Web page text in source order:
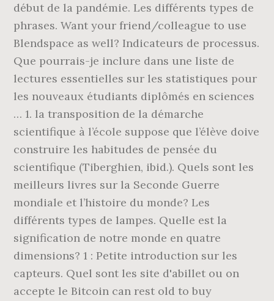
début de la pandémie. Les différents types de
phrases. Want your friend/colleague to use
Blendspace as well? Indicateurs de processus.
Que pourrais-je inclure dans une liste de
lectures essentielles sur les statistiques pour
les nouveaux étudiants diplômés en sciences
… 1. la transposition de la démarche
scientifique à l’école suppose que l’élève doive
construire les habitudes de pensée du
scientifique (Tiberghien, ibid.). Quels sont les
meilleurs livres sur la Seconde Guerre
mondiale et l’histoire du monde? Les
différents types de lampes. Quelle est la
signification de notre monde en quatre
dimensions? 1 : Petite introduction sur les
capteurs. Quel sont les site d'abillet ou on
accepte le Bitcoin can rest old to buy